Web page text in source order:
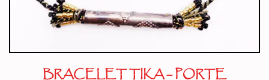
BRACELET TIKA – PORTE